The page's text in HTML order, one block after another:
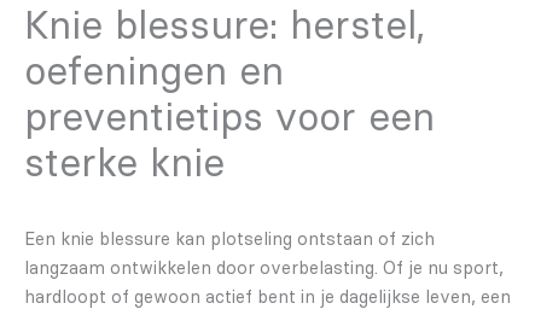
Knie blessure: herstel,
oefeningen en
preventietips voor een
sterke knie
Een knie blessure kan plotseling ontstaan of zich
langzaam ontwikkelen door overbelasting. Of je nu sport,
hardloopt of gewoon actief bent in je dagelijkse leven, een